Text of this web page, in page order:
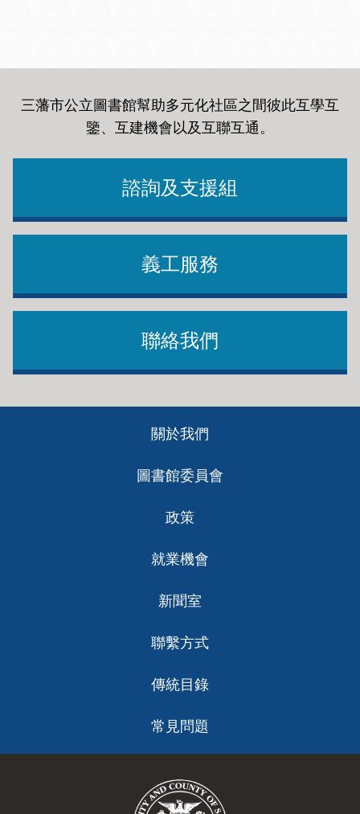
三藩市公立圖書館幫助多元化社區之間彼此互學互
鑒、互建機會以及互聯互通。
諮詢及支援組
義工服務
聯絡我們
關於我們
圖書館委員會
政策
就業機會
新聞室
聯繫方式
傳統目錄
常見問題